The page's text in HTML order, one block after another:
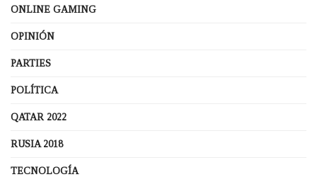
ONLINE GAMING
OPINIÓN
PARTIES
POLÍTICA
QATAR 2022
RUSIA 2018
TECNOLOGÍA